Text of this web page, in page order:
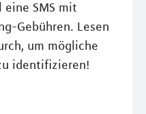
eine SMS mit
Gebühren. Lesen
um mögliche
identifizieren!